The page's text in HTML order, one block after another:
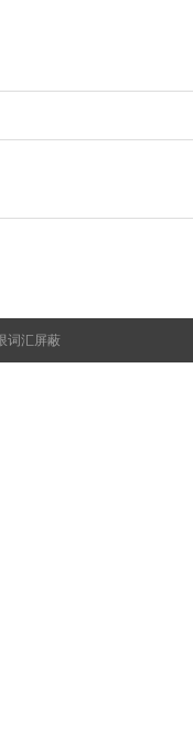
词汇屏蔽